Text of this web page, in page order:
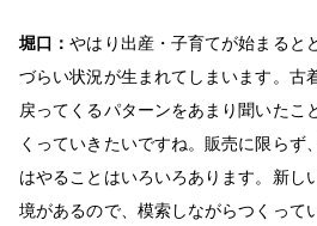
堀口：やはり出産・子育てが始まると
づらい状況が生まれてしまいます。古
戻ってくるパターンをあまり聞いたこ
くっていきたいですね。販売に限らず
はやることはいろいろあります。新し
境があるので、模索しながらつくって